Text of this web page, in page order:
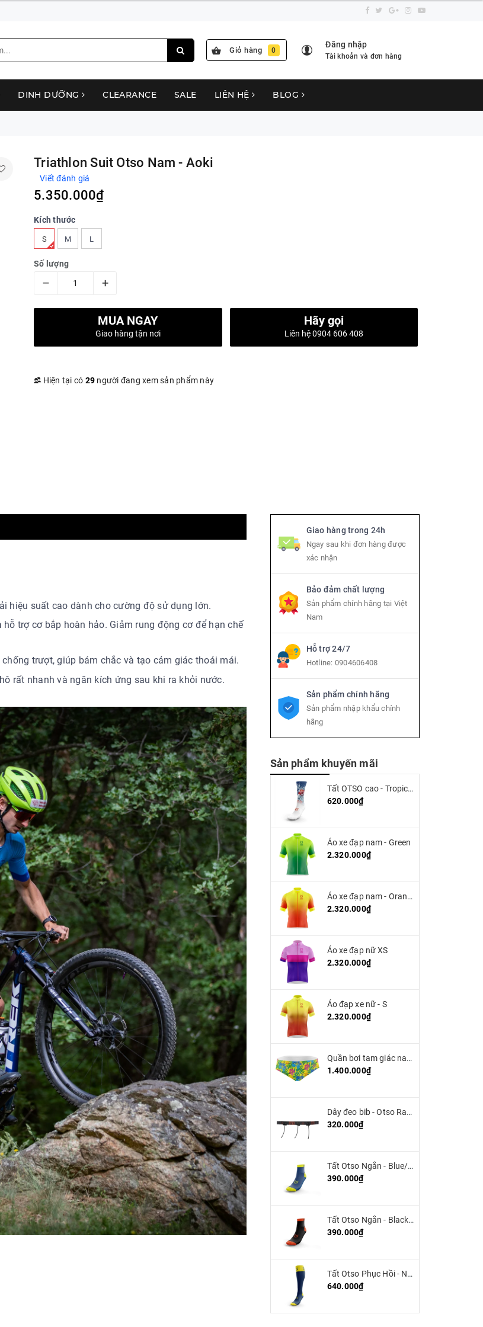
Giỏ hàng 0
Đăng nhập
Tài khoản và đơn hàng
DINH DƯỠNG CLEARANCE SALE LIÊN HỆ BLOG
Triathlon Suit Otso Nam - Aoki
Viết đánh giá
5.350.000₫
Kích thước
S M L
Số lượng
– +
MUA NGAY
Giao hàng tận nơi
Hãy gọi
Liên hệ 0904 606 408
Hiện tại có 29 người đang xem sản phẩm này
hiệu suất cao dành cho cường độ sử dụng lớn.
trợ cơ bắp hoàn hảo. Giảm rung động cơ để hạn chế
trượt, giúp bám chắc và tạo cảm giác thoải mái.
rất nhanh và ngăn kích ứng sau khi ra khỏi nước.
Giao hàng trong 24h
Ngay sau khi đơn hàng được
xác nhận
Bảo đảm chất lượng
Sản phẩm chính hãng tại Việt
Nam
Hỗ trợ 24/7
Hotline: 0904606408
Sản phẩm chính hãng
Sản phẩm nhập khẩu chính
hãng
Sản phẩm khuyến mãi
Tất OTSO cao - Tropical (high cut)
620.000₫
Áo xe đạp nam - Green
2.320.000₫
Áo xe đạp nam - Orange
2.320.000₫
Áo xe đạp nữ XS
2.320.000₫
Áo đạp xe nữ - S
2.320.000₫
Quần bơi tam giác nam OTSO - Yellow Floral
1.400.000₫
Dây đeo bib - Otso Race Belt
320.000₫
Tất Otso Ngắn - Blue/Yellow (Low Cut)
390.000₫
Tất Otso Ngắn - Black/Orange (low cut)
390.000₫
Tất Otso Phục Hồi - Navy blue/Fluo Yellow - Multisport Recovery
640.000₫